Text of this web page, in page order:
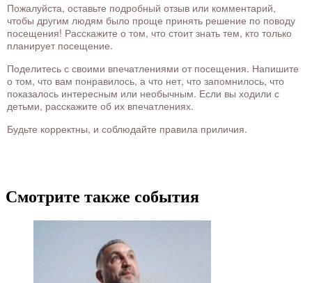
Пожалуйста, оставьте подробный отзыв или комментарий,
чтобы другим людям было проще принять решение по поводу
посещения! Расскажите о том, что стоит знать тем, кто только
планирует посещение.
Поделитесь с своими впечатлениями от посещения. Напишите
о том, что вам понравилось, а что нет, что запомнилось, что
показалось интересным или необычным. Если вы ходили с
детьми, расскажите об их впечатлениях.
Будьте корректны, и соблюдайте правила приличия.
Смотрите также события